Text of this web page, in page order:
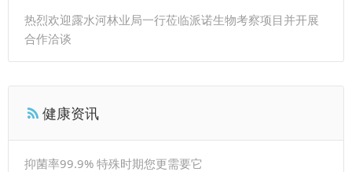
热烈欢迎露水河林业局一行莅临派诺生物考察项目并开展
合作洽谈
健康资讯
抑菌率99.9% 特殊时期您更需要它